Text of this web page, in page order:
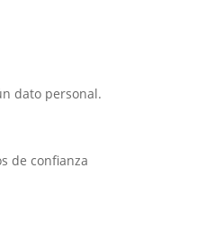
dato personal.
de confianza